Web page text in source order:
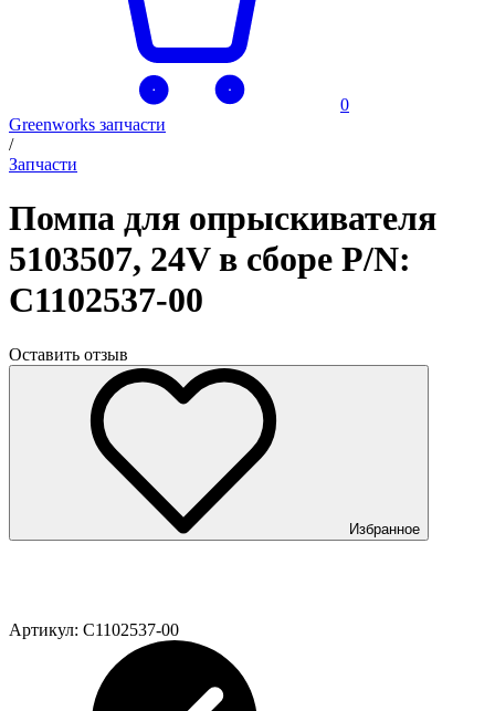
0
Greenworks запчасти
/
Запчасти
Помпа для опрыскивателя
5103507, 24V в сборе P/N:
C1102537-00
Оставить отзыв
Избранное
Артикул: C1102537-00